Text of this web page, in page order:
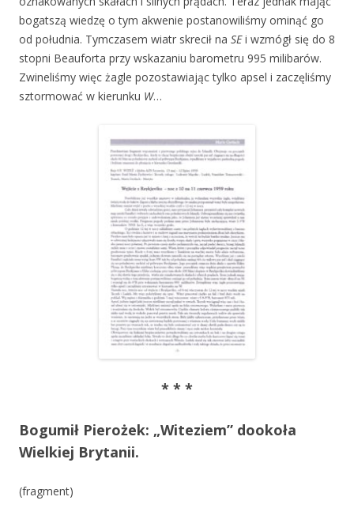
bogatszą wiedzę o tym akwenie postanowiliśmy ominąć go
od południa. Tymczasem wiatr skrecił na SEi wzmógł się do 8
stopni Beauforta przy wskazaniu barometru 995 milibarów.
Zwineliśmy więc żagle pozostawiając tylko apsel i zaczęliśmy
sztormować w kierunku W…
* * *
Bogumił Pierożek: „Witeziem” dookoła
Wielkiej Brytanii.
(fragment)